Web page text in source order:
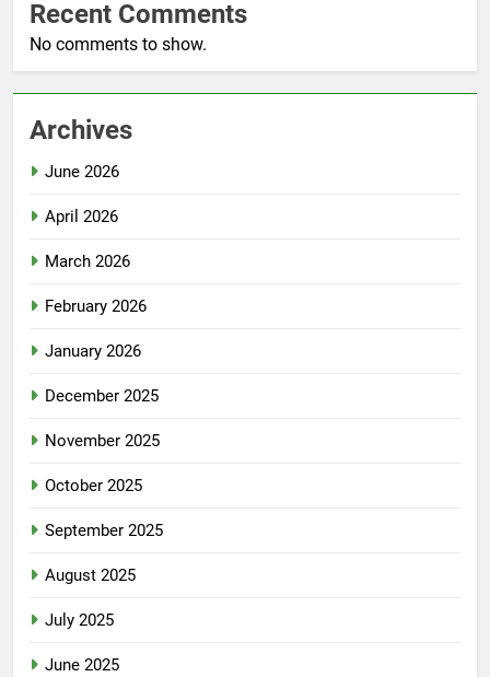
Recent Comments
No comments to show.
Archives
June 2026
April 2026
March 2026
February 2026
January 2026
December 2025
November 2025
October 2025
September 2025
August 2025
July 2025
June 2025